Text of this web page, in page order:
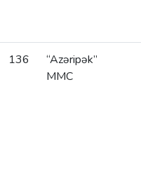
136
“Azəripək”
MMC